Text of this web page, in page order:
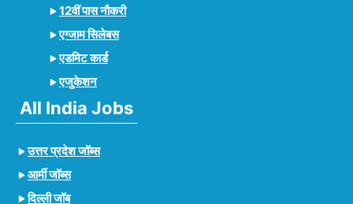
12वीं पास नौकरी
एग्जाम सिलेबस
एडमिट कार्ड
एजुकेशन
All India Jobs
उत्तर प्रदेश जॉब्स
आर्मी जॉब्स
दिल्ली जॉब